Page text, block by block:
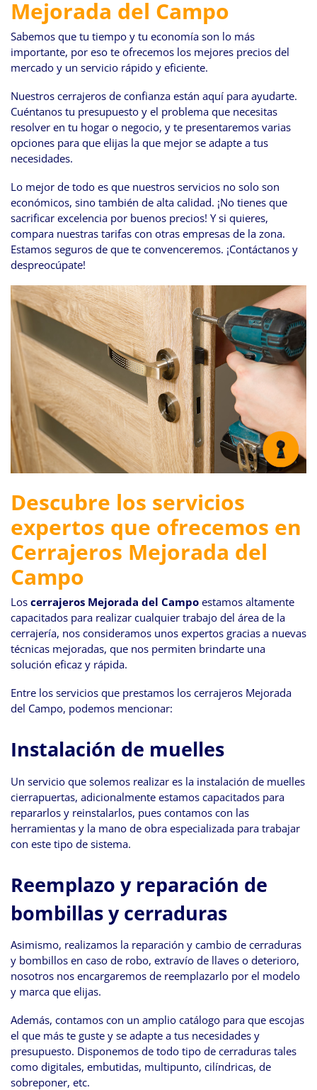
Mejorada del Campo
Sabemos que tu tiempo y tu economía son lo más
importante, por eso te ofrecemos los mejores precios del
mercado y un servicio rápido y eficiente.
Nuestros cerrajeros de confianza están aquí para ayudarte.
Cuéntanos tu presupuesto y el problema que necesitas
resolver en tu hogar o negocio, y te presentaremos varias
opciones para que elijas la que mejor se adapte a tus
necesidades.
Lo mejor de todo es que nuestros servicios no solo son
económicos, sino también de alta calidad. ¡No tienes que
sacrificar excelencia por buenos precios! Y si quieres,
compara nuestras tarifas con otras empresas de la zona.
Estamos seguros de que te convenceremos. ¡Contáctanos y
despreocúpate!
Descubre los servicios
expertos que ofrecemos en
Cerrajeros Mejorada del
Campo
Los cerrajeros Mejorada del Campo estamos altamente
capacitados para realizar cualquier trabajo del área de la
cerrajería, nos consideramos unos expertos gracias a nuevas
técnicas mejoradas, que nos permiten brindarte una
solución eficaz y rápida.
Entre los servicios que prestamos los cerrajeros Mejorada
del Campo, podemos mencionar:
Instalación de muelles
Un servicio que solemos realizar es la instalación de muelles
cierrapuertas, adicionalmente estamos capacitados para
repararlos y reinstalarlos, pues contamos con las
herramientas y la mano de obra especializada para trabajar
con este tipo de sistema.
Reemplazo y reparación de
bombillas y cerraduras
Asimismo, realizamos la reparación y cambio de cerraduras
y bombillos en caso de robo, extravío de llaves o deterioro,
nosotros nos encargaremos de reemplazarlo por el modelo
y marca que elijas.
Además, contamos con un amplio catálogo para que escojas
el que más te guste y se adapte a tus necesidades y
presupuesto. Disponemos de todo tipo de cerraduras tales
como digitales, embutidas, multipunto, cilíndricas, de
sobreponer, etc.